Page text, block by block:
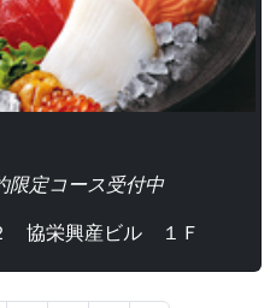
定コース受付中
協栄興産ビル １Ｆ